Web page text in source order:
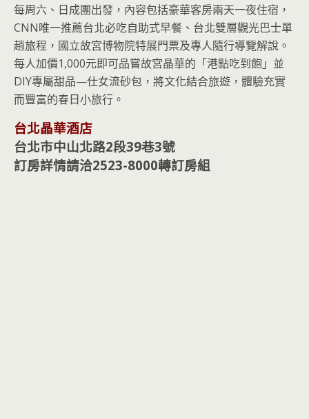
每周六、日成團出發，內容包括豪華客房兩天一夜住宿，
CNN唯一推薦台北必吃自助式早餐、台北雙層觀光巴士單
趟旅程，國立故宮博物院特展門票及專人隨行導覽解說。
每人加價1,000元即可品嘗故宮晶華的「港點吃到飽」並
DIY專屬甜品—仕女流砂包，將文化結合旅遊，體驗充實
而豐富的春日小旅行。
台北晶華酒店
台北市中山北路2段39巷3號
訂房詳情請洽2523-8000轉訂房組